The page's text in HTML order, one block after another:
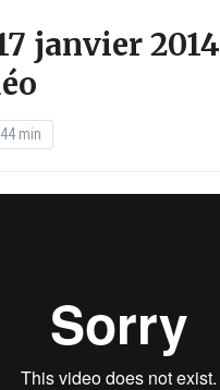
janvier 2014
min